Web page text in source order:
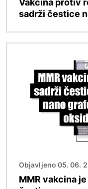
Vakcina protiv
sadrži čestice
Objavljeno 05. 06.
MMR vakcina